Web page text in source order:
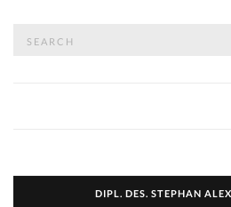
DIPL. DES. STEPHAN